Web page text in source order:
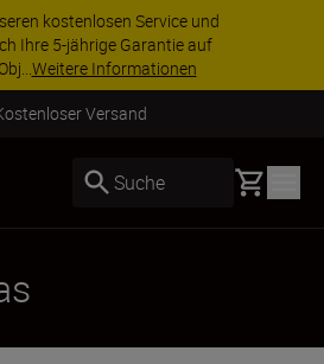
kostenlosen Service und
Ihre 5-jährige Garantie auf
Weitere Informationen
Versand
Suche Basket